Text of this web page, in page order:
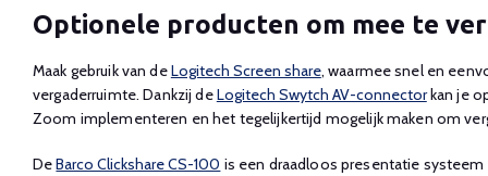
Optionele producten om mee te
Maak gebruik van deLogitech Screen share, waarmee snel en
vergaderruimte. Dankzij deLogitech Swytch AV-connectorkan je
Zoom implementeren en het tegelijkertijd mogelijk maken om
DeBarco Clickshare CS-100 is een draadloos presentatie